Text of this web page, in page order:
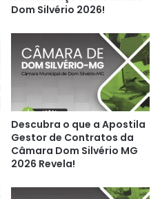
Dom Silvério 2026!
Descubra o que a Apostila
Gestor de Contratos da
Câmara Dom Silvério MG
2026 Revela!